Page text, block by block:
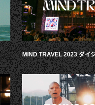
MIND TRAVEL 2023 ダイ